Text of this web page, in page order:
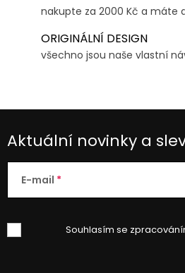
nakupte za 2000 Kč a máte
ORIGINÁLNÍ DESIGN
všechno jsou naše vlastní
Aktuální novinky a
E-mail
Souhlasím se